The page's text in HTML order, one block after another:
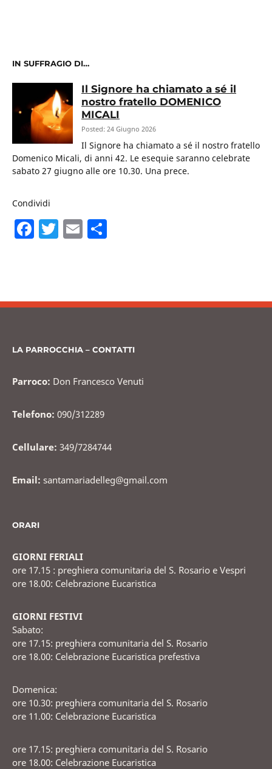
IN SUFFRAGIO DI…
Il Signore ha chiamato a sé il
nostro fratello DOMENICO
MICALI
Posted: 24 Giugno 2026
Il Signore ha chiamato a sé il nostro fratello
Domenico Micali, di anni 42. Le esequie saranno celebrate
sabato 27 giugno alle ore 10.30. Una prece.
Condividi
F
b
o
T E
vi
LA PARROCCHIA – CONTATTI
Parroco: Don Francesco Venuti
Telefono: 090/312289
Cellulare: 349/7284744
Email: santamariadelleg@gmail.com
ORARI
GIORNI FERIALI
ore 17.15 : preghiera comunitaria del S. Rosario e Vespri
ore 18.00: Celebrazione Eucaristica
GIORNI FESTIVI
Sabato:
ore 17.15: preghiera comunitaria del S. Rosario
ore 18.00: Celebrazione Eucaristica prefestiva
Domenica:
ore 10.30: preghiera comunitaria del S. Rosario
ore 11.00: Celebrazione Eucaristica
ore 17.15: preghiera comunitaria del S. Rosario
ore 18.00: Celebrazione Eucaristica